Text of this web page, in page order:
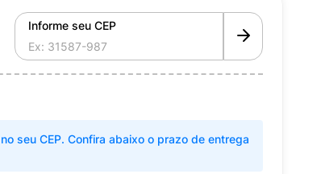
Informe seu CEP
seu CEP. Confira abaixo o prazo de entrega